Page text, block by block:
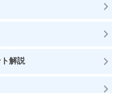
解説